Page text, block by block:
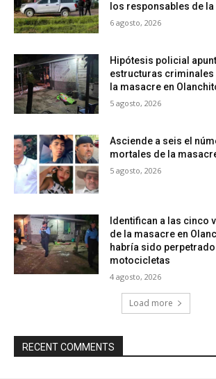
los responsables de
6 agosto, 2026
Hipótesis policial
estructuras
la masacre en
5 agosto, 2026
Asciende a seis el
mortales de la
5 agosto, 2026
Identifican a las cinco
de la masacre en
habría sido
motocicletas
4 agosto, 2026
Load more
RECENT COMMENTS